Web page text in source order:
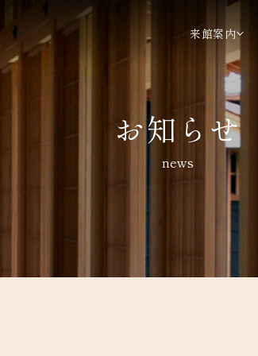
来館案内
お知らせ
news